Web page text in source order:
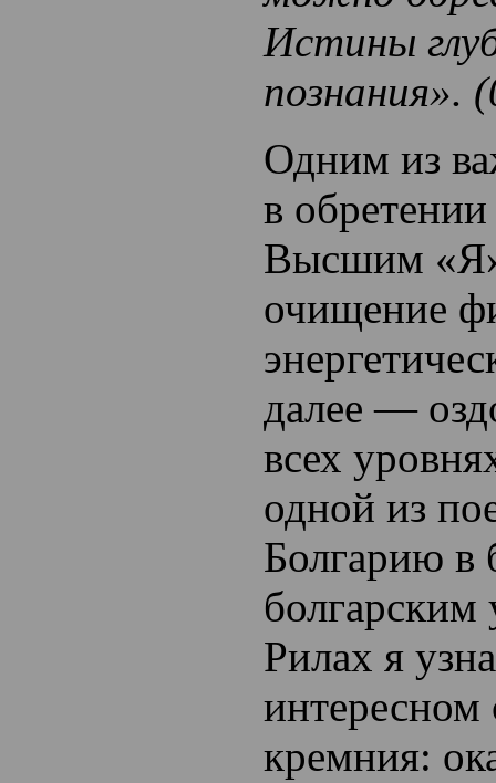
Истины
познания».
Одним из
в
Высшим «Я»
очищение
далее —
всех
одной из
Болгарию в
Рилах я
интересном
кремния: